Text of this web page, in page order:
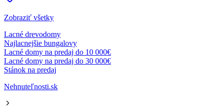
Zobraziť všetky
Lacné drevodomy
Najlacnejšie bungalovy
Lacné domy na predaj do 10 000€
Lacné domy na predaj do 30 000€
Stánok na predaj
Nehnuteľnosti.sk